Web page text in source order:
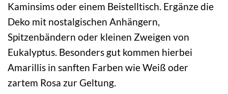
Kaminsims oder einem Beistelltisch. Ergänze die
Deko mit nostalgischen Anhängern,
Spitzenbändern oder kleinen Zweigen von
Eukalyptus. Besonders gut kommen hierbei
Amarillis in sanften Farben wie Weiß oder
zartem Rosa zur Geltung.